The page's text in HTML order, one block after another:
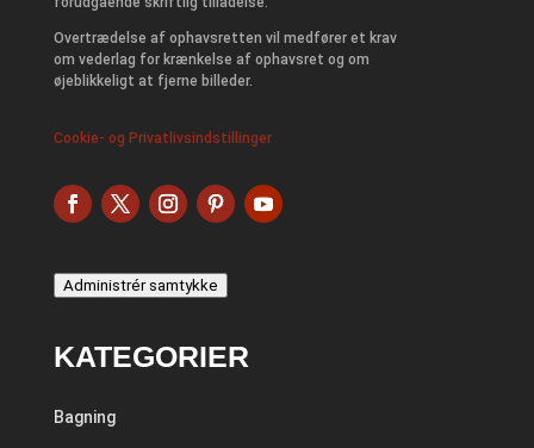
Overtrædelse af ophavsretten vil medfører et krav
om vederlag for krænkelse af ophavsret og om
øjeblikkeligt at fjerne billeder.
Cookie- og Privatlivsindstillinger
Administrér samtykke
KATEGORIER
Bagning